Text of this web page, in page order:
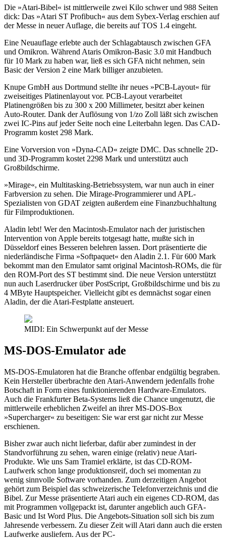
Die »Atari-Bibel« ist mittlerweile zwei Kilo schwer und 988 Seiten
dick: Das »Atari ST Profibuch« aus dem Sybex-Verlag erschien auf
der Messe in neuer Auflage, die bereits auf TOS 1.4 eingeht.
Eine Neuauflage erlebte auch der Schlagabtausch zwischen GFA
und Omikron. Während Ataris Omikron-Basic 3.0 mit Handbuch
für 10 Mark zu haben war, ließ es sich GFA nicht nehmen, sein
Basic der Version 2 eine Mark billiger anzubieten.
Knupe GmbH aus Dortmund stellte ihr neues »PCB-Layout« für
zweiseitiges Platinenlayout vor. PCB-Layout verarbeitet
Platinengrößen bis zu 300 x 200 Millimeter, besitzt aber keinen
Auto-Router. Dank der Auflösung von 1/zo Zoll läßt sich zwischen
zwei IC-Pins auf jeder Seite noch eine Leiterbahn legen. Das CAD-
Programm kostet 298 Mark.
Eine Vorversion von »Dyna-CAD« zeigte DMC. Das schnelle 2D-
und 3D-Programm kostet 2298 Mark und unterstützt auch
Großbildschirme.
»Mirage«, ein Multitasking-Betriebssystem, war nun auch in einer
Farbversion zu sehen. Die Mirage-Programmierer und APL-
Spezialisten von GDAT zeigten außerdem eine Finanzbuchhaltung
für Filmproduktionen.
Aladin lebt! Wer den Macintosh-Emulator nach der juristischen
Intervention von Apple bereits totgesagt hatte, mußte sich in
Düsseldorf eines Besseren belehren lassen. Dort präsentierte die
niederländische Firma »Softpaquet« den Aladin 2.1. Für 600 Mark
bekommt man den Emulator samt original Macintosh-ROMs, die für
den ROM-Port des ST bestimmt sind. Die neue Version unterstützt
nun auch Laserdrucker über PostScript, Großbildschirme und bis zu
4 MByte Hauptspeicher. Vielleicht gibt es demnächst sogar einen
Aladin, der die Atari-Festplatte ansteuert.
MIDI: Ein Schwerpunkt auf der Messe
MS-DOS-Emulator ade
MS-DOS-Emulatoren hat die Branche offenbar endgültig begraben.
Kein Hersteller überbrachte den Atari-Anwendern jedenfalls frohe
Botschaft in Form eines funktionierenden Hardware-Emulators.
Auch die Frankfurter Beta-Systems ließ die Chance ungenutzt, die
mittlerweile erheblichen Zweifel an ihrer MS-DOS-Box
»Supercharger« zu beseitigen: Sie war erst gar nicht zur Messe
erschienen.
Bisher zwar auch nicht lieferbar, dafür aber zumindest in der
Standvorführung zu sehen, waren einige (relativ) neue Atari-
Produkte. Wie uns Sam Tramiel erklärte, ist das CD-ROM-
Laufwerk schon lange produktionsreif, doch sei momentan zu
wenig sinnvolle Software vorhanden. Zum derzeitigen Angebot
gehört zum Beispiel das schweizerische Telefonverzeichnis und die
Bibel. Zur Messe präsentierte Atari auch ein eigenes CD-ROM, das
mit Programmen vollgepackt ist, darunter angeblich auch GFA-
Basic und Ist Word Plus. Die Angebots-Situation soll sich bis zum
Jahresende verbessern. Zu dieser Zeit will Atari dann auch die ersten
Laufwerke ausliefern. Aus der PC-